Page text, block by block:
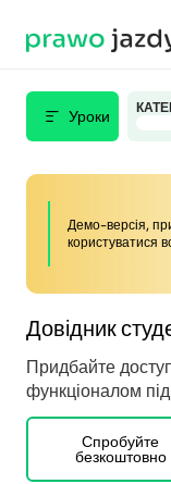
Уроки
Демо-версія,
користуватися
Довідник
Придбайте
функціоналом
Спробуйте
безкоштовно